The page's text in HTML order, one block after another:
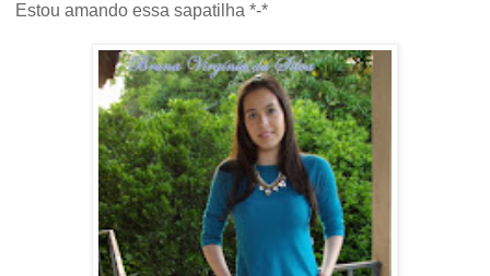
Estou amando essa sapatilha *-*